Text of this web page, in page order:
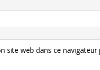
site web dans ce